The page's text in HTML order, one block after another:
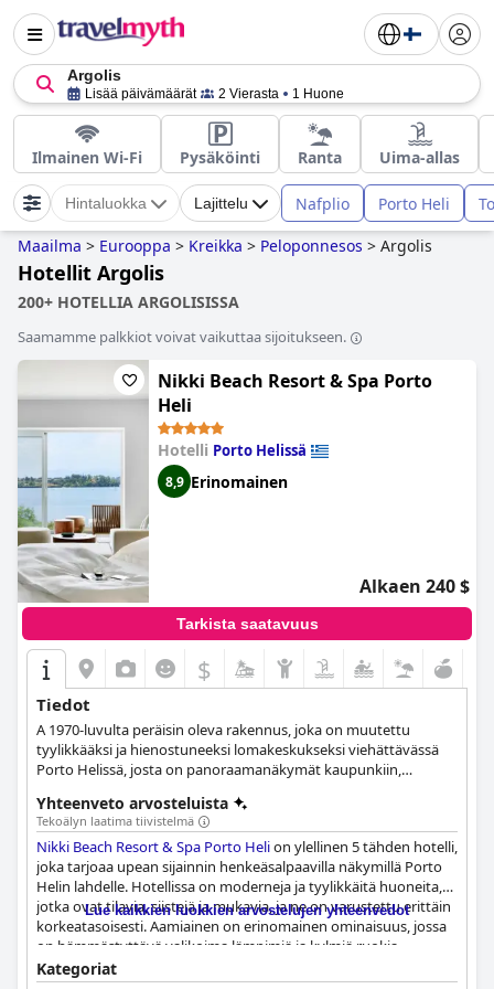
Argolis
Lisää päivämäärät 2 Vierasta 1 Huone
Ilmainen Wi-Fi Pysäköinti Ranta Uima-allas
Hintaluokka Lajittelu Nafplio Porto Heli
Maailma > Eurooppa > Kreikka > Peloponnesos > Argolis
Hotellit Argolis
200+ HOTELLIA ARGOLISISSA
Saamamme palkkiot voivat vaikuttaa sijoitukseen.
Nikki Beach Resort & Spa Porto
Heli
Hotelli Porto Helissä
8,9 Erinomainen
Alkaen 240 $
Tarkista saatavuus
$
Tiedot
Α 1970-luvulta peräisin oleva rakennus, joka on muutettu
tyylikkääksi ja hienostuneeksi lomakeskukseksi viehättävässä
Porto Helissä, josta on panoraamanäkymät kaupunkiin,
Yhteenveto arvosteluista
Tekoälyn laatima tiivistelmä
Nikki Beach Resort & Spa Porto Helion ylellinen 5 tähden hotelli,
joka tarjoaa upean sijainnin henkeäsalpaavilla näkymillä Porto
Helin lahdelle. Hotellissa on moderneja ja tyylikkäitä huoneita,
jotka ovat tilavia, siistejä ja mukavia, ja ne on varustettu erittäin
korkeatasoisesti. Aamiainen on erinomainen ominaisuus, jossa
on hämmästyttävä valikoima lämpimiä ja kylmiä ruokia,
tuoremehuja ja jopa tilauksesta valmistettuja vaihtoehtoja.
Lue kaikkien luokkien arvostelujen yhteenvedot
Kategoriat